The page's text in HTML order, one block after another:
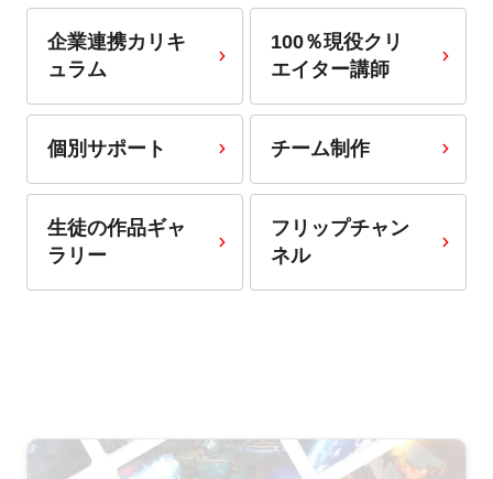
企業連携カリキ
ュラム
100％現役クリ
エイター講師
個別サポート チーム制作
生徒の作品ギャ
ラリー
フリップチャン
ネル